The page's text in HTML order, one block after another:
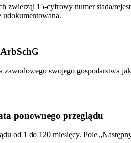
zwierząt 15-cyfrowy numer stada/
udokumentowana.
swojego gospodarstwa
ponownego przeglądu
od 1 do 120 miesięcy. Pole